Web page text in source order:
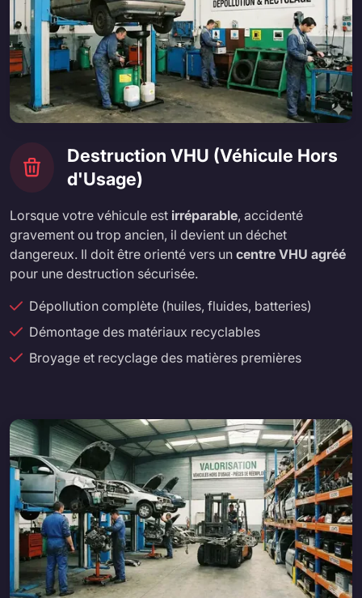
Destruction VHU (Véhicule Hors
d'Usage)
Lorsque votre véhicule est irréparable, accidenté
gravement ou trop ancien, il devient un déchet
dangereux. Il doit être orienté vers un centre VHU agréé
pour une destruction sécurisée.
Dépollution complète (huiles, fluides, batteries)
Démontage des matériaux recyclables
Broyage et recyclage des matières premières